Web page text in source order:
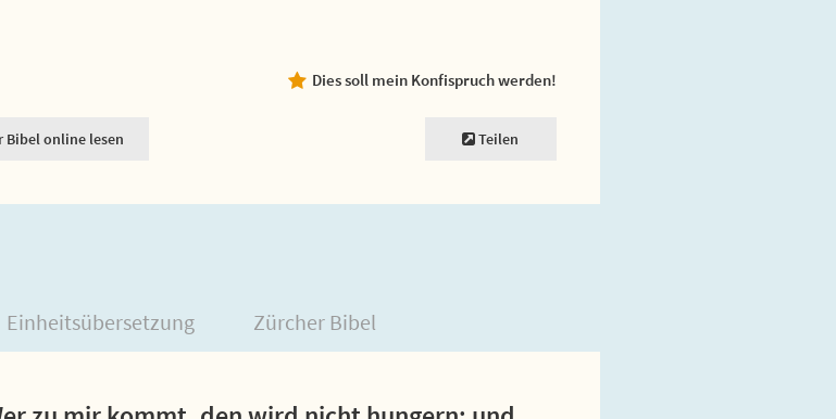
Dies soll mein Konfispruch werden!
Bibel online lesen Teilen
Einheitsübersetzung Zürcher Bibel